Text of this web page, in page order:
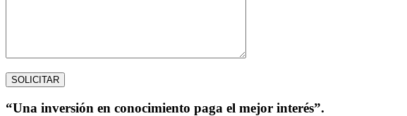
“Una inversión en conocimiento paga el mejor interés”.